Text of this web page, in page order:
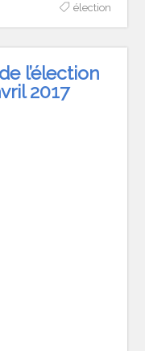
élection
l’élection
2017